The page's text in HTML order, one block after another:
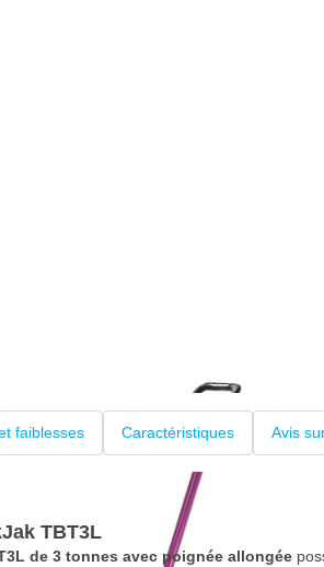
faiblesses Caractéristiques Avis
TBT3L
de 3 tonnes avec poignée allongée